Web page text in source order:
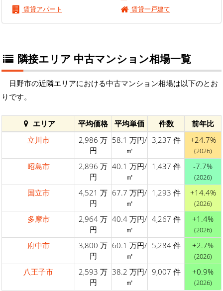
賃貸アパート
賃貸一戸建て
隣接エリア 中古マンション相場一覧
日野市の近隣エリアにおける中古マンション相場は以下のとお
りです。
エリア 平均価格 平均単価 件数
前年比
立川市
2,986 万
円
58.1 万円/
㎡
3,237 件 +24.7%
(2026)
昭島市
2,896 万
円
40.1 万円/
㎡
1,437 件 -7.7%
(2026)
国立市
4,521 万
円
67.7 万円/
㎡
1,293 件 +14.4%
(2026)
多摩市
2,964 万
円
40.4 万円/
㎡
4,267 件 +1.4%
(2026)
府中市
3,800 万
円
60.1 万円/
㎡
5,284 件 +2.7%
(2026)
八王子市
2,593 万
円
38.2 万円/
㎡
9,007 件 +0.9%
(2026)